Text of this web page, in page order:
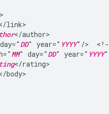
day=" DD" year=" YYYY"/>
MM" day=" DD" year=" YYYY